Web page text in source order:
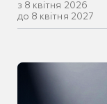
з 8 квітня 2026
до 8 квітня 2027